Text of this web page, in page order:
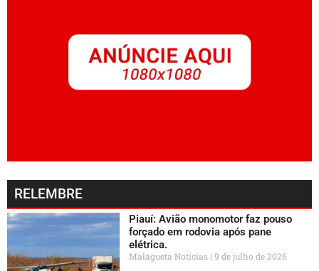
RELEMBRE
Piauí: Avião monomotor faz pouso
forçado em rodovia após pane
elétrica.
Malagueta Notícias 9 de julho de 2026